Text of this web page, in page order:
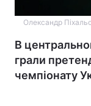
Олександр
В
грали
чемпіонату